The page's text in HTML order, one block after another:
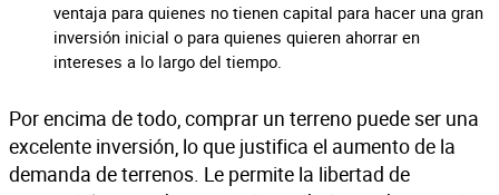
ventaja para quienes no tienen capital para hacer una gran
inversión inicial o para quienes quieren ahorrar en
intereses a lo largo del tiempo.
Por encima de todo, comprar un terreno puede ser una
excelente inversión, lo que justifica el aumento de la
demanda de terrenos. Le permite la libertad de